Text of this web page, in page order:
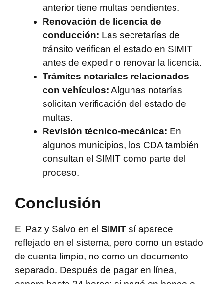
anterior tiene multas pendientes.
Renovación de licencia de
conducción: Las secretarías de
tránsito verifican el estado en SIMIT
antes de expedir o renovar la licencia.
Trámites notariales relacionados
con vehículos: Algunas notarías
solicitan verificación del estado de
multas.
Revisión técnico-mecánica: En
algunos municipios, los CDA también
consultan el SIMIT como parte del
proceso.
Conclusión
El Paz y Salvo en el SIMIT sí aparece
reflejado en el sistema, pero como un estado
de cuenta limpio, no como un documento
separado. Después de pagar en línea,